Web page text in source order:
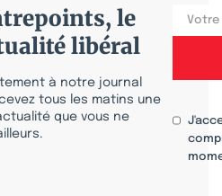
le
libéral
à notre journal
tous les matins une
que vous ne